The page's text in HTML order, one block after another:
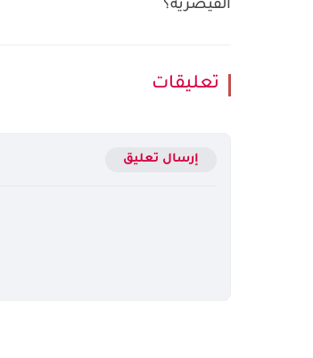
القيصرية؟
تعليقات
إرسال تعليق